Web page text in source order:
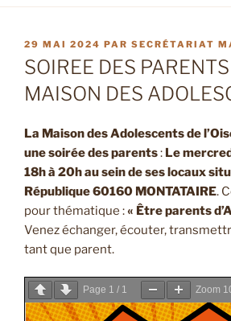
PUBLIÉ
LE
29 MAI 2024 PAR SECRÉTARIAT
SOIREE DES
MAISON DES
La Maison des Adolescents de
une soirée des parents: Le
18h à 20h au sein de ses locaux
République 60160 MONTATAIRE.
pour thématique :« Être parents
Venez échanger, écouter,
tant que parent.
Page 1 / 1 Zoom